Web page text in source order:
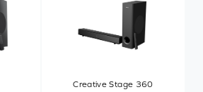
Creative Stage 360